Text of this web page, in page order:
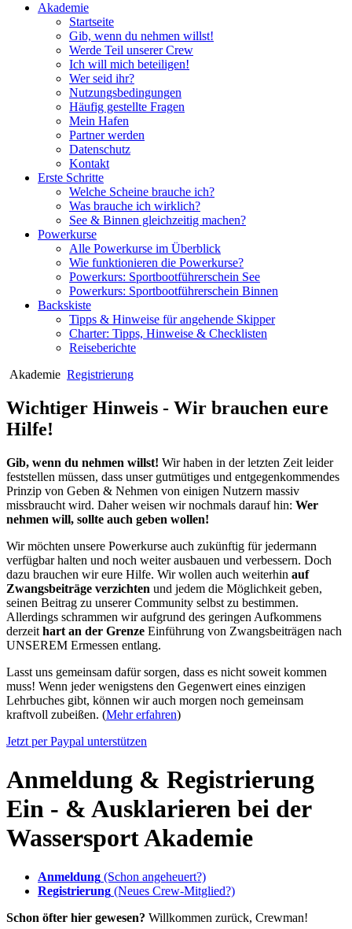
Akademie
Startseite
Gib, wenn du nehmen willst!
Werde Teil unserer Crew
Ich will mich beteiligen!
Wer seid ihr?
Nutzungsbedingungen
Häufig gestellte Fragen
Mein Hafen
Partner werden
Datenschutz
Kontakt
Erste Schritte
Welche Scheine brauche ich?
Was brauche ich wirklich?
See & Binnen gleichzeitig machen?
Powerkurse
Alle Powerkurse im Überblick
Wie funktionieren die Powerkurse?
Powerkurs: Sportbootführerschein See
Powerkurs: Sportbootführerschein Binnen
Backskiste
Tipps & Hinweise für angehende Skipper
Charter: Tipps, Hinweise & Checklisten
Reiseberichte
Akademie Registrierung
Wichtiger Hinweis - Wir brauchen eure
Hilfe!
Gib, wenn du nehmen willst! Wir haben in der letzten Zeit leider
feststellen müssen, dass unser gutmütiges und entgegenkommendes
Prinzip von Geben & Nehmen von einigen Nutzern massiv
missbraucht wird. Daher weisen wir nochmals darauf hin: Wer
nehmen will, sollte auch geben wollen!
Wir möchten unsere Powerkurse auch zukünftig für jedermann
verfügbar halten und noch weiter ausbauen und verbessern. Doch
dazu brauchen wir eure Hilfe. Wir wollen auch weiterhin auf
Zwangsbeiträge verzichten und jedem die Möglichkeit geben,
seinen Beitrag zu unserer Community selbst zu bestimmen.
Allerdings schrammen wir aufgrund des geringen Aufkommens
derzeit hart an der Grenze Einführung von Zwangsbeiträgen nach
UNSEREM Ermessen entlang.
Lasst uns gemeinsam dafür sorgen, dass es nicht soweit kommen
muss! Wenn jeder wenigstens den Gegenwert eines einzigen
Lehrbuches gibt, können wir auch morgen noch gemeinsam
kraftvoll zubeißen. (Mehr erfahren)
Jetzt per Paypal unterstützen
Anmeldung & Registrierung
Ein - & Ausklarieren bei der
Wassersport Akademie
Anmeldung (Schon angeheuert?)
Registrierung (Neues Crew-Mitglied?)
Schon öfter hier gewesen? Willkommen zurück, Crewman!